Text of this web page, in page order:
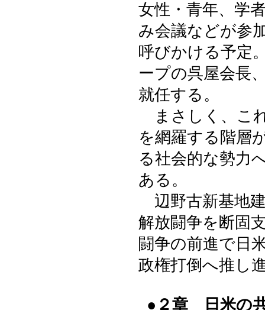
女性・青年、学
み会議などが参
呼びかける予定
ープの呉屋会長
就任する。
まさしく、こ
を網羅する階層
る社会的な勢力
ある。
辺野古新基地
解放闘争を断固
闘争の前進で日
政権打倒へ推し
●２章 日米の